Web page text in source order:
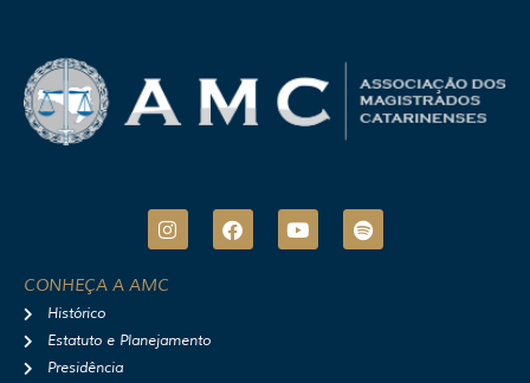
I
n
t
a
r
F
a
Y
o
S
p
CONHEÇA A AMC
Histórico
Estatuto e Planejamento
Presidência